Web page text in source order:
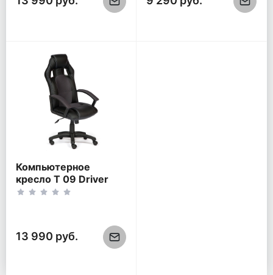
Компьютерное
кресло Т 09 Driver
серый-черный
13 990 руб.